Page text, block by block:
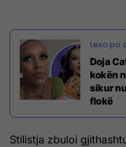
Doja
kokën
sikur
flokë
Stilistja zbuloi